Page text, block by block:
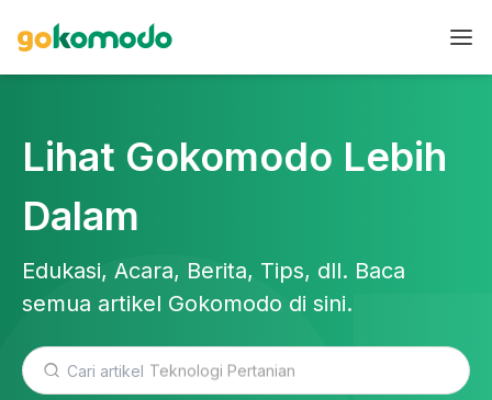
Lihat Gokomodo Lebih
Dalam
Edukasi, Acara, Berita, Tips, dll. Baca
semua artikel Gokomodo di sini.
Teknologi Pertanian